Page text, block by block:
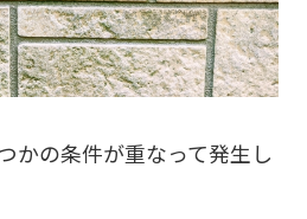
かの条件が重なって発生し